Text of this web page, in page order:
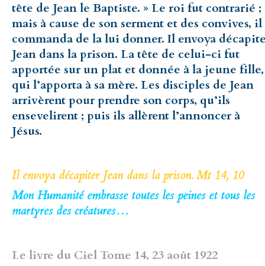
tête de Jean le Baptiste. » Le roi fut contrarié ;
mais à cause de son serment et des convives, il
commanda de la lui donner. Il envoya
Jean dans la prison. La tête de celui-ci fut
apportée sur un plat et donnée à la jeune fille,
qui l’apporta à sa mère. Les disciples de Jean
arrivèrent pour prendre son corps, qu’ils
ensevelirent ; puis ils allèrent l’annoncer à
Jésus.
Il envoya décapiter Jean dans la prison. Mt 14, 10
Mon Humanité embrasse toutes les peines et tous les
martyres des créatures…
Le livre du Ciel Tome 14, 23 août 1922